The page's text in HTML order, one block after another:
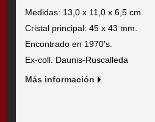
Medidas: 13,0 x 11,0 x 6,5 cm.
Cristal principal: 45 x 43 mm.
Encontrado en 1970's.
Ex-coll. Daunis-Ruscalleda
Más información